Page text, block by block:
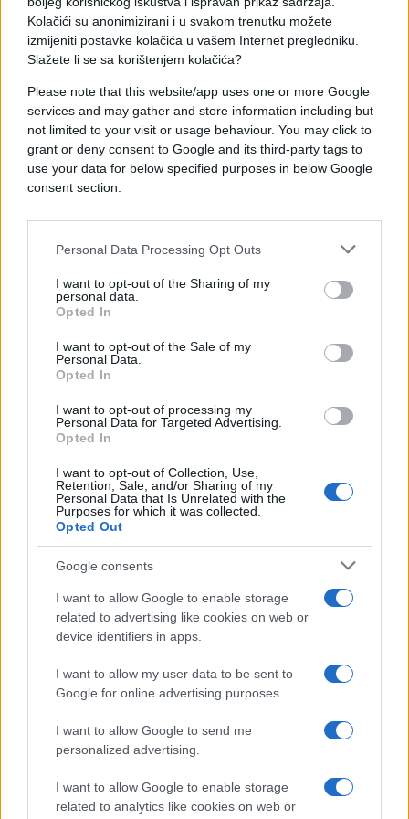
Kolačići su anonimizirani i u svakom trenutku možete
izmijeniti postavke kolačića u vašem Internet pregledniku.
Slažete li se sa korištenjem kolačića?
Please note that this website/app uses one or more Google
services and may gather and store information including but
not limited to your visit or usage behaviour. You may click to
grant or deny consent to Google and its third-party tags to
use your data for below specified purposes in below Google
consent section.
Personal Data Processing Opt Outs
I want to opt-out of the Sharing of my
personal data.
Opted In
I want to opt-out of the Sale of my
Personal Data.
Opted In
I want to opt-out of processing my
Personal Data for Targeted Advertising.
Opted In
I want to opt-out of Collection, Use,
Retention, Sale, and/or Sharing of my
Personal Data that Is Unrelated with the
Purposes for which it was collected.
Opted Out
Google consents
I want to allow Google to enable storage
related to advertising like cookies on web or
device identifiers in apps.
I want to allow my user data to be sent to
Google for online advertising purposes.
I want to allow Google to send me
personalized advertising.
I want to allow Google to enable storage
related to analytics like cookies on web or
detalje, radi se očevid. Djeca su smještena su
Kantonalnu bolnicu Mostar i u Centar urgentne
medicine na Bijelom Brijegu. Također, vozač je
zadobio povrede i on je smješten u bolnicu“, rekao
je Marić.
(N1)